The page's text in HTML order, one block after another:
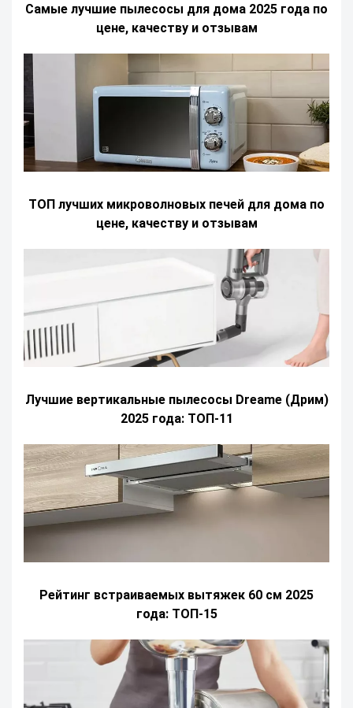
Самые лучшие пылесосы для дома 2025 года по
цене, качеству и отзывам
ТОП лучших микроволновых печей для дома по
цене, качеству и отзывам
Лучшие вертикальные пылесосы Dreame (Дрим)
2025 года: ТОП-11
Рейтинг встраиваемых вытяжек 60 см 2025
года: ТОП-15